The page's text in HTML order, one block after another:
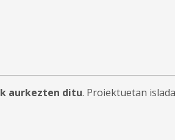
aurkezten ditu. Proiektuetan